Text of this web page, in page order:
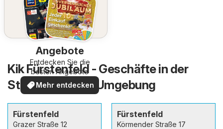
Angebote
Entdecken Sie die
besten Angebote
Mehr entdecken
Kik Fürstenfeld - Geschäfte in der
Stadt und in der Umgebung
Fürstenfeld
Grazer Straße 12
Fürstenfeld
Körmender Straße 17